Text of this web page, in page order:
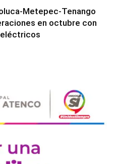
Metepec-Tenango
en octubre con